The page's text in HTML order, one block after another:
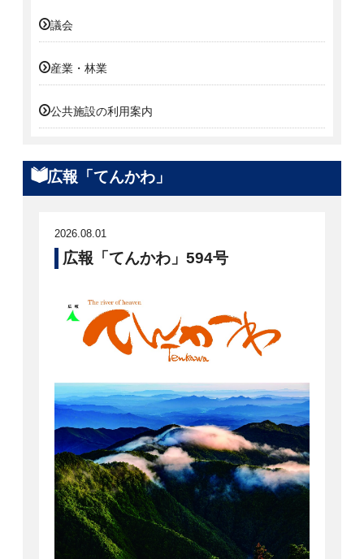
議会
産業・林業
公共施設の利用案内
広報「てんかわ」
2026.08.01
広報「てんかわ」594号